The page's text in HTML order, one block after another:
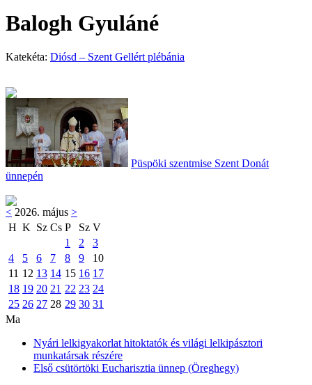
Balogh Gyuláné
Katekéta: Diósd – Szent Gellért plébánia
Püspöki szentmise Szent Donát
ünnepén
< 2026. május >
H K Sz Cs P Sz V
1
2
3
4
5 6 7 8 9
10
11 12 13 14 15 16 17
18 19 20 21 22 23 24
25 26 27 28 29 30 31
Ma
Nyári lelkigyakorlat hitoktatók és világi lelkipásztori
munkatársak részére
Első csütörtöki Eucharisztia ünnep (Öreghegy)